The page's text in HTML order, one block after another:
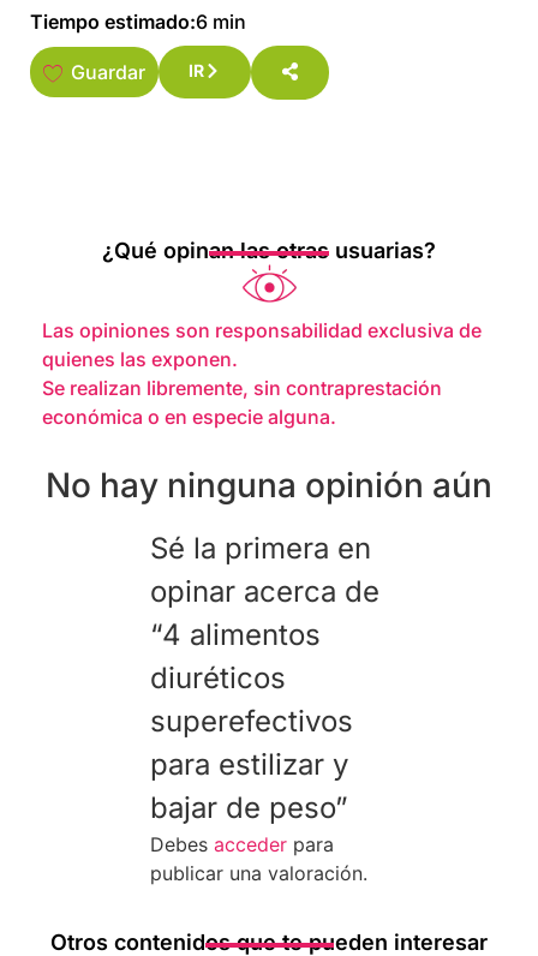
Tiempo estimado:6 min
Guardar IR
¿Qué opinan las otras usuarias?
Las opiniones son responsabilidad exclusiva de
quienes las exponen.
Se realizan libremente, sin contraprestación
económica o en especie alguna.
No hay ninguna opinión aún
Sé la primera en
opinar acerca de
“4 alimentos
diuréticos
superefectivos
para estilizar y
bajar de peso”
Debes accederpara
publicar una valoración.
Otros contenidos que te pueden interesar